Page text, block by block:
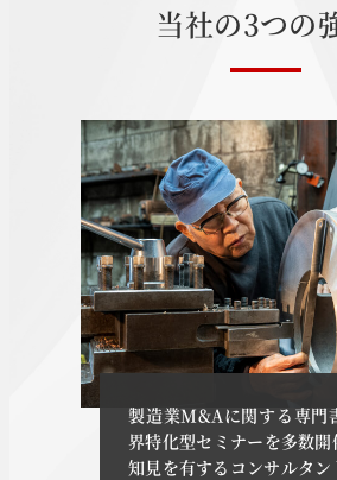
当社の3つの
製造業M&Aに関する専門
界特化型セミナーを多数
知見を有するコンサルタン